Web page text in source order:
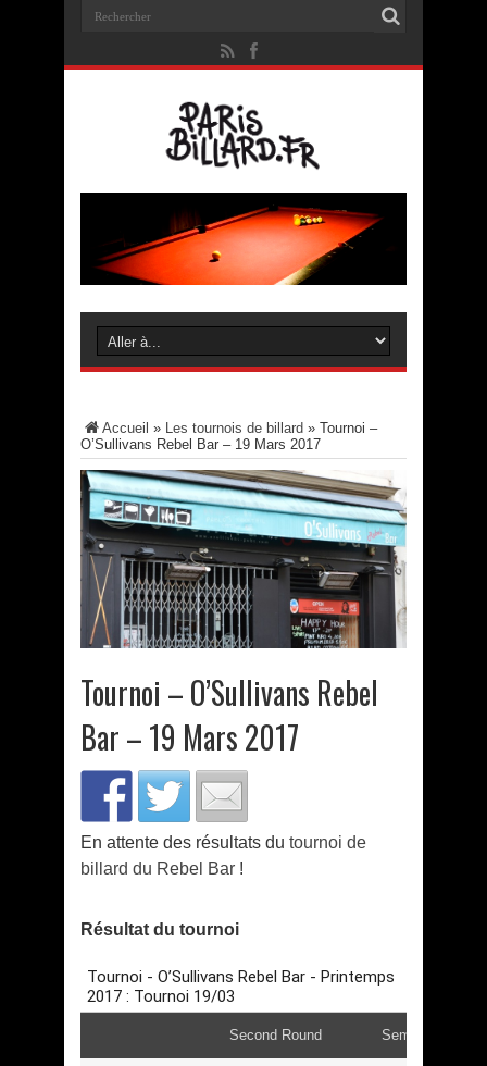
Accueil » Les tournois de billard » Tournoi –
O’Sullivans Rebel Bar – 19 Mars 2017
Tournoi – O’Sullivans Rebel
Bar – 19 Mars 2017
En attente des résultats du tournoi de
billard du Rebel Bar !
Résultat du tournoi